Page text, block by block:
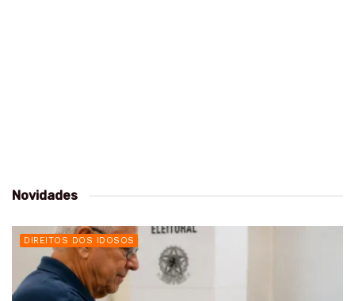
Novidades
DIREITOS DOS IDOSOS